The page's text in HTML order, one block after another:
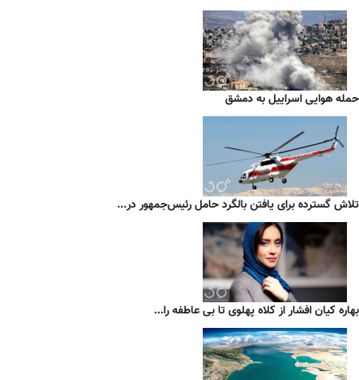
حمله هوایی اسراییل به دمشق
تلاش گسترده برای یافتن بالگرد حامل رئیس‌جمهور در...
بهاره کیان افشار از کلاه پهلوی تا بی عاطفه را...